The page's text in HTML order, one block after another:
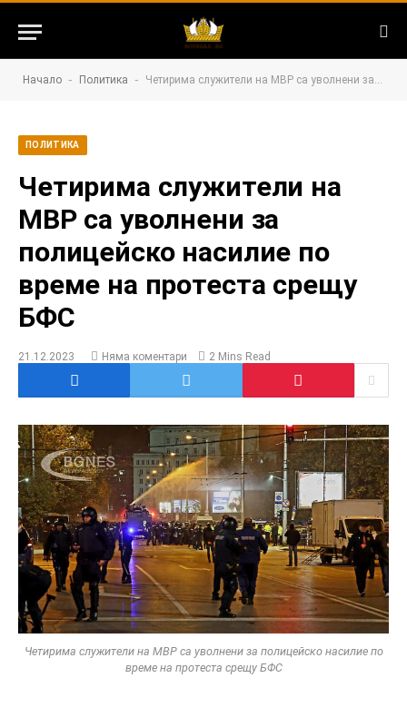
Начало - Политика - Четирима служители на МВР са уволнени за полицейско насилие по време на протеста срещу БФС
ПОЛИТИКА
Четирима служители на
МВР са уволнени за
полицейско насилие по
време на протеста срещу
БФС
21.12.2023 Няма коментари 2 Mins Read
Четирима служители на МВР са уволнени за полицейско насилие по
време на протеста срещу БФС